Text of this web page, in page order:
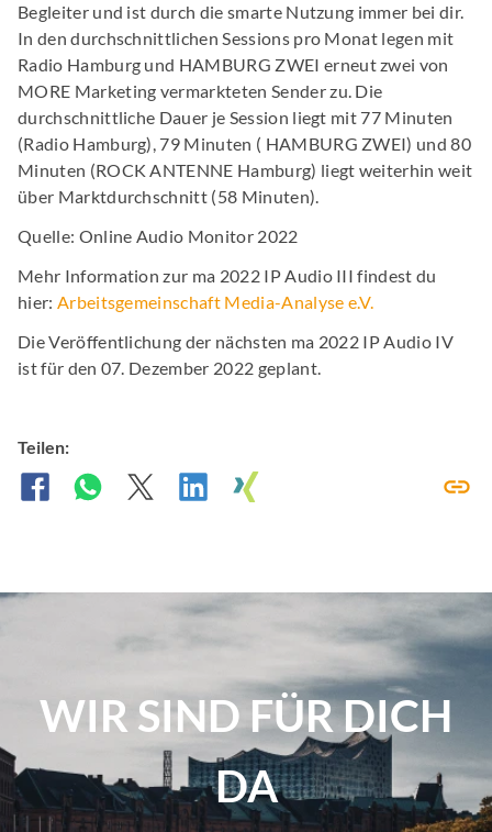
Begleiter und ist durch die smarte Nutzung immer bei dir.
In den durchschnittlichen Sessions pro Monat legen mit
Radio Hamburg und HAMBURG ZWEI erneut zwei von
MORE Marketing vermarkteten Sender zu. Die
durchschnittliche Dauer je Session liegt mit 77 Minuten
(Radio Hamburg), 79 Minuten ( HAMBURG ZWEI) und 80
Minuten (ROCK ANTENNE Hamburg) liegt weiterhin weit
über Marktdurchschnitt (58 Minuten).
Quelle: Online Audio Monitor 2022
Mehr Information zur ma 2022 IP Audio III findest du
hier: Arbeitsgemeinschaft Media-Analyse e.V.
Die Veröffentlichung der nächsten ma 2022 IP Audio IV
ist für den 07. Dezember 2022 geplant.
Teilen:
WIR SIND FÜR DICH
DA